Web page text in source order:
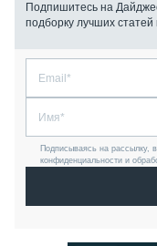
Подпишитесь на
подборку лучших
Подписываясь на рассылку,
конфиденциальности и